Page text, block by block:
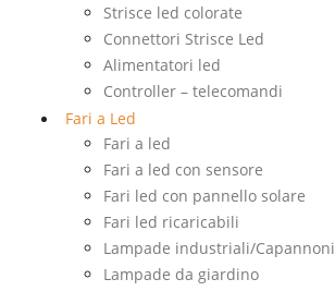
Strisce led colorate
Connettori Strisce Led
Alimentatori led
Controller – telecomandi
Fari a Led
Fari a led
Fari a led con sensore
Fari led con pannello solare
Fari led ricaricabili
Lampade industriali/Capannoni
Lampade da giardino